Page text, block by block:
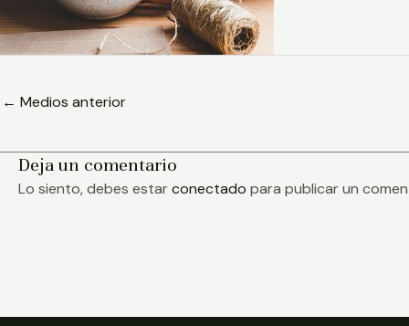
← Medios anterior
Deja un comentario
Lo siento, debes estarconectado para publicar un